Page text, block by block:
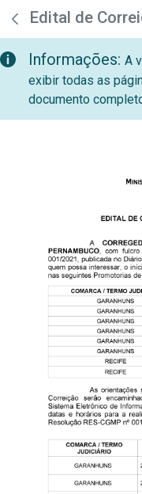
Pular para o Conteúdo
teste descricao
Edital de
Informações: A
exibir todas as
documento